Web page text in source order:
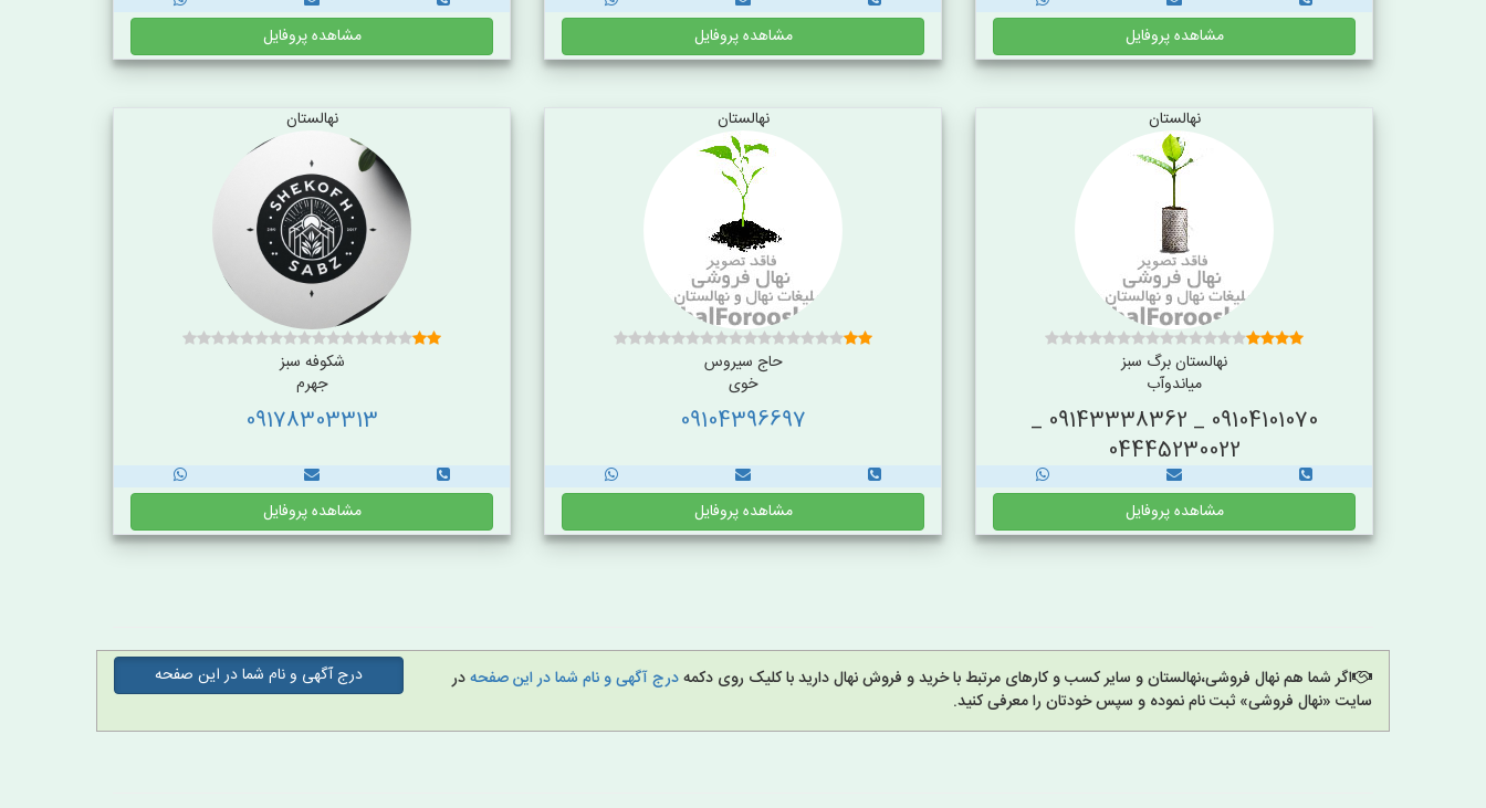
مشاهده پروفایل مشاهده پروفایل مشاهده پروفایل
نهالستان
نهالستان برگ سبز
میاندوآب
09104101070 _ 09143338362 _
04445230022
مشاهده پروفایل
نهالستان
حاج سیروس
خوی
09104396697
مشاهده پروفایل
نهالستان
شکوفه سبز
جهرم
09178303313
مشاهده پروفایل
اگر شما هم نهال فروشی،نهالستان و سایر کسب و کارهای مرتبط با خرید و فروش نهال دارید با کلیک روی دکمهدرج آگهی و نام شما در این صفحهدر
سایت «نهال فروشی» ثبت نام نموده و سپس خودتان را معرفی کنید.
درج آگهی و نام شما در این صفحه